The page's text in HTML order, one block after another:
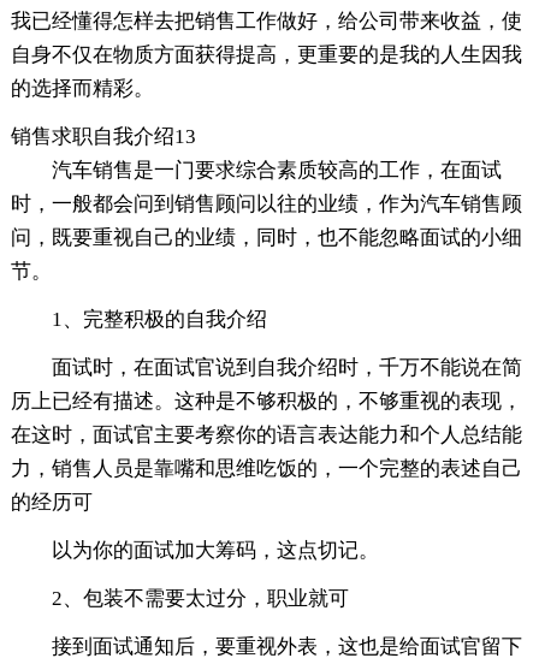
我已经懂得怎样去把销售工作做好，给公司带来收益，使
自身不仅在物质方面获得提高，更重要的是我的人生因我
的选择而精彩。
销售求职自我介绍13
汽车销售是一门要求综合素质较高的工作，在面试
时，一般都会问到销售顾问以往的业绩，作为汽车销售顾
问，既要重视自己的业绩，同时，也不能忽略面试的小细
节。
1、完整积极的自我介绍
面试时，在面试官说到自我介绍时，千万不能说在简
历上已经有描述。这种是不够积极的，不够重视的表现，
在这时，面试官主要考察你的语言表达能力和个人总结能
力，销售人员是靠嘴和思维吃饭的，一个完整的表述自己
的经历可
以为你的面试加大筹码，这点切记。
2、包装不需要太过分，职业就可
接到面试通知后，要重视外表，这也是给面试官留下